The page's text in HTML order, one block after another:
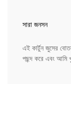
সারা জনসন
এই কার্টুন জুসের
পছন্দ করে এবং আমি